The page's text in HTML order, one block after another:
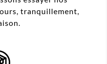
tranquillement,